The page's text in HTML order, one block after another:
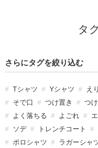
タ
さらにタグを絞り込む
Tシャツ Yシャツ えり
そで口
つけ置き つ
よく落ちる
よごれ
ソデ
トレンチコート
ポロシャツ
ラガーシャ